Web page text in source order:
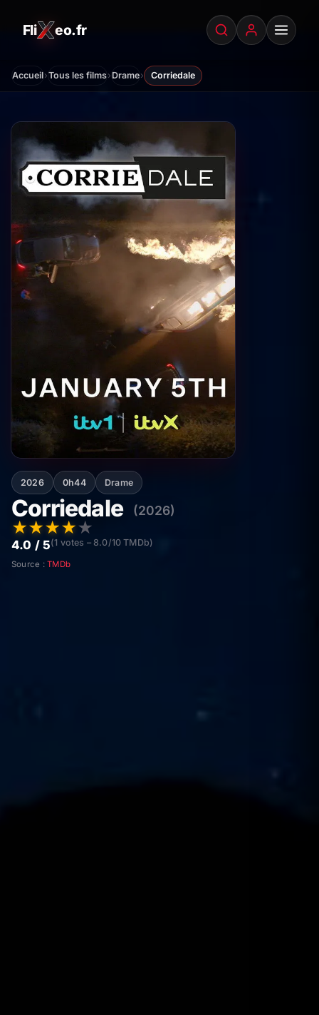
Fli eo.fr
FliXeo.fr
Accueil›Tous les films› Drame› Corriedale
2026 0h44 Drame
Corriedale (2026)
★★★★★
4.0 / 5(1 votes – 8.0/10 TMDb)
Source :TMDb